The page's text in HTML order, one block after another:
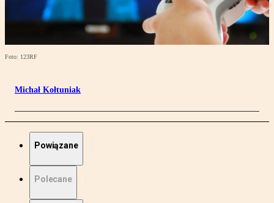
Foto: 123RF
Michał Kołtuniak
Powiązane
Polecane